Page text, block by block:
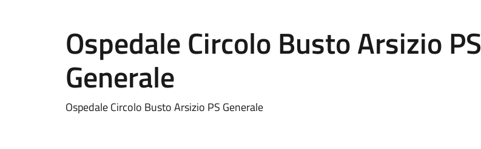
Ospedale Circolo Busto Arsizio PS
Generale
Ospedale Circolo Busto Arsizio PS Generale